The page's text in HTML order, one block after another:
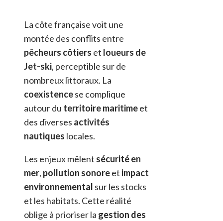
La côte française voit une
montée des conflits entre
pêcheurs côtiers et loueurs de
Jet-ski, perceptible sur de
nombreux littoraux. La
coexistencese complique
autour du territoire maritimeet
des diverses activités
nautiques locales.
Les enjeux mêlent sécurité en
mer, pollution sonoreet impact
environnemental sur les stocks
et les habitats. Cette réalité
oblige à prioriser la gestion des